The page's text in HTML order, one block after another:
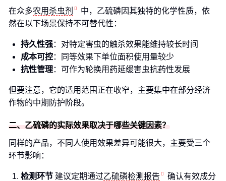
在众多农用杀虫剂
中，乙硫磷因其独特的化学性质，依
然在以下场景保持不可替代性：
持久性强：对特定害虫的触杀效果能维持较长时间
成本可控：同等效果下单位面积使用量较少
抗性管理：可作为轮换用药延缓害虫抗药性发展
但要注意，它的适用范围正在收窄，主要集中在部分经济
作物的中期防护阶段。
二、乙硫磷的实际效果取决于哪些关键因素？
同样的产品，不同人使用效果差异可能很大，主要受三个
环节影响：
检测环节 建议定期通过乙硫磷检测报告
确认有效成分